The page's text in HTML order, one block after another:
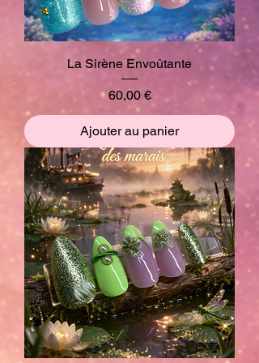
La Sirène Envoûtante
Prix
60,00 €
Ajouter au panier